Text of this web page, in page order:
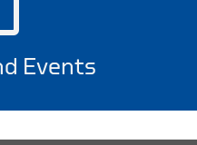
Events